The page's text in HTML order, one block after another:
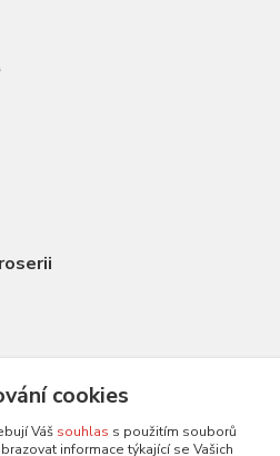
cookies
Váš souhlas s použitím souborů
informace týkající se Vašich